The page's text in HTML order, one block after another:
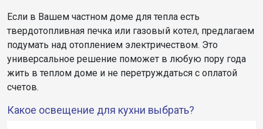
Если в Вашем частном доме для тепла есть
твердотопливная печка или газовый котел, предлагаем
подумать над отоплением электричеством. Это
универсальное решение поможет в любую пору года
жить в теплом доме и не перетруждаться с оплатой
счетов.
Какое освещение для кухни выбрать?